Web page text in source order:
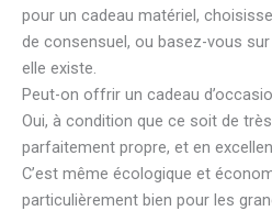
pour un cadeau matériel,
de consensuel, ou basez-vous
elle existe.
Peut-on offrir un cadeau
Oui, à condition que ce soit de
parfaitement propre, et en
C’est même écologique et
particulièrement bien pour les